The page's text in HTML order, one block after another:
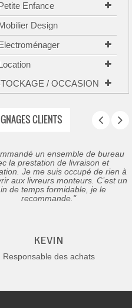
Enfance
Design
/ OCCASION
CLIENTS
un ensemble de bureau
la prestation de livraison et
Je me suis occupé de rien à
aux livreurs monteurs. C’est un
de temps formidable, je le
recommande."
KEVIN
Responsable des achats